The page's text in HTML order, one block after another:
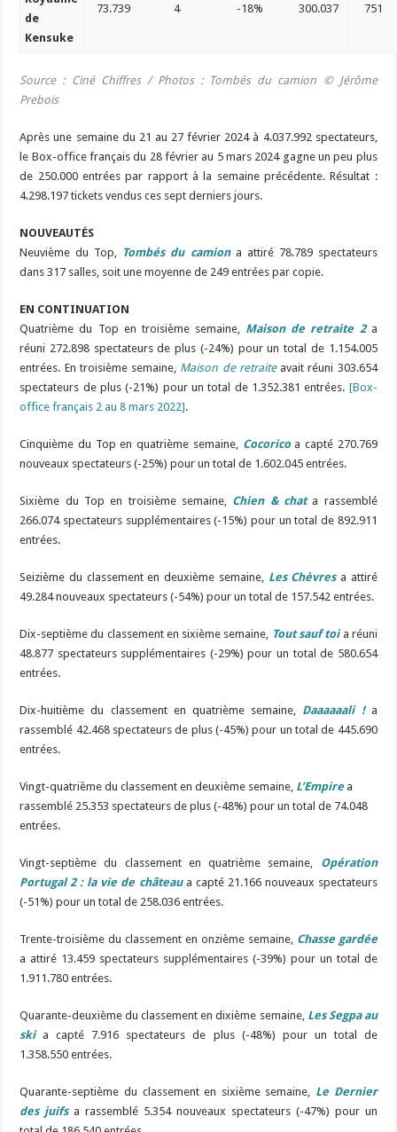
de
Kensuke
73.739 4 -18% 300.037 751
Source : Ciné Chiffres / Photos : Tombés du camion © Jérôme
Prebois
Après une semaine du 21 au 27 février 2024 à 4.037.992 spectateurs,
le Box-office français du 28 février au 5 mars 2024 gagne un peu plus
de 250.000 entrées par rapport à la semaine précédente. Résultat :
4.298.197 tickets vendus ces sept derniers jours.
NOUVEAUTÉS
Neuvième du Top,
Tombés du camion a attiré 78.789 spectateurs
dans 317 salles, soit une moyenne de 249 entrées par copie.
EN CONTINUATION
Quatrième du Top en troisième semaine, Maison de retraite 2a
réuni 272.898 spectateurs de plus (-24%) pour un total de 1.154.005
entrées. En troisième semaine, Maison de retraiteavait réuni 303.654
spectateurs de plus (-21%) pour un total de 1.352.381 entrées. [Box-
office français 2 au 8 mars 2022].
Cinquième du Top en quatrième semaine, Cocoricoa capté 270.769
nouveaux spectateurs (-25%) pour un total de 1.602.045 entrées.
Sixième du Top en troisième semaine, Chien & chata rassemblé
266.074 spectateurs supplémentaires (-15%) pour un total de 892.911
entrées.
Seizième du classement en deuxième semaine, Les Chèvresa attiré
49.284 nouveaux spectateurs (-54%) pour un total de 157.542 entrées.
Dix-septième du classement en sixième semaine, Tout sauf toia réuni
48.877 spectateurs supplémentaires (-29%) pour un total de 580.654
entrées.
Dix-huitième du classement en quatrième semaine, Daaaaaali !a
rassemblé 42.468 spectateurs de plus (-45%) pour un total de 445.690
entrées.
Vingt-quatrième du classement en deuxième semaine, L’Empire a
rassemblé 25.353 spectateurs de plus (-48%) pour un total de 74.048
entrées.
Vingt-septième du classement en quatrième semaine, Opération
Portugal 2 : la vie de châteaua capté 21.166 nouveaux spectateurs
(-51%) pour un total de 258.036 entrées.
Trente-troisième duclassement en onzième semaine, Chasse gardée
a attiré 13.459 spectateurs supplémentaires (-39%) pour un total de
1.911.780 entrées.
Quarante-deuxième du classement en dixième semaine, Les Segpa au
skia capté 7.916 spectateurs de plus (-48%) pour un total de
1.358.550 entrées.
Quarante-septième du classementen sixièmesemaine, Le Dernier
des juifsarassemblé 5.354 nouveaux spectateurs (-47%) pour un